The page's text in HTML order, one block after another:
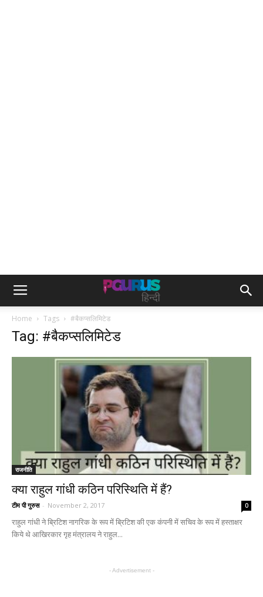
Home Tags #बैकप्सलिमिटेड
Tag: #बैकप्सलिमिटेड
राजनीति
क्या राहुल गांधी कठिन परिस्थिति में हैं?
टीम पी गुरुस - November 2, 2017 0
राहुल गांधी ने ब्रिटिश नागरिक के रूप में ब्रिटिश की एक कंपनी में सचिव के रूप में हस्ताक्षर
किये थे आखिरकार गृह मंत्रालय ने राहुल...
- Advertisement -